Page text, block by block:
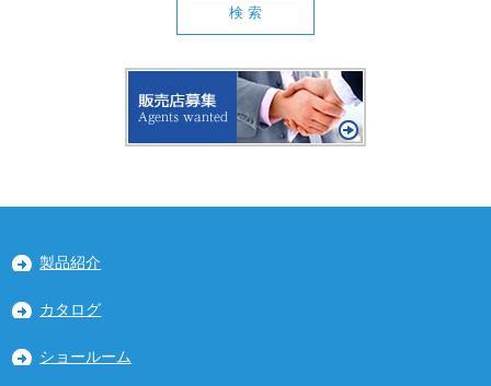
製品紹介
カタログ
ショールーム